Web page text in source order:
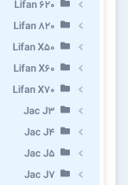
Lifan 620
Lifan 820
Lifan X50
Lifan X60
Lifan X70
Jac J3
Jac J4
Jac J5
Jac J7